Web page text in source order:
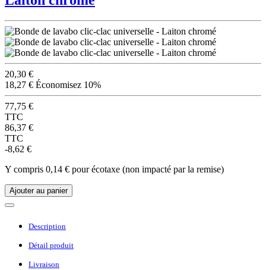
20,30 €
18,27 € Économisez 10%
77,75 €
TTC
86,37 €
TTC
-8,62 €
Y compris 0,14 € pour écotaxe (non impacté par la remise)
Ajouter au panier
Description
Détail produit
Livraison